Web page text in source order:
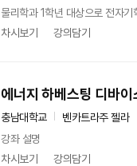
물리학과 1학년 대상으로 전자기
차시보기
강의담기
에너지 하베스팅 디바이
충남대학교
벤카트라주 젤라
강좌 설명
차시보기
강의담기